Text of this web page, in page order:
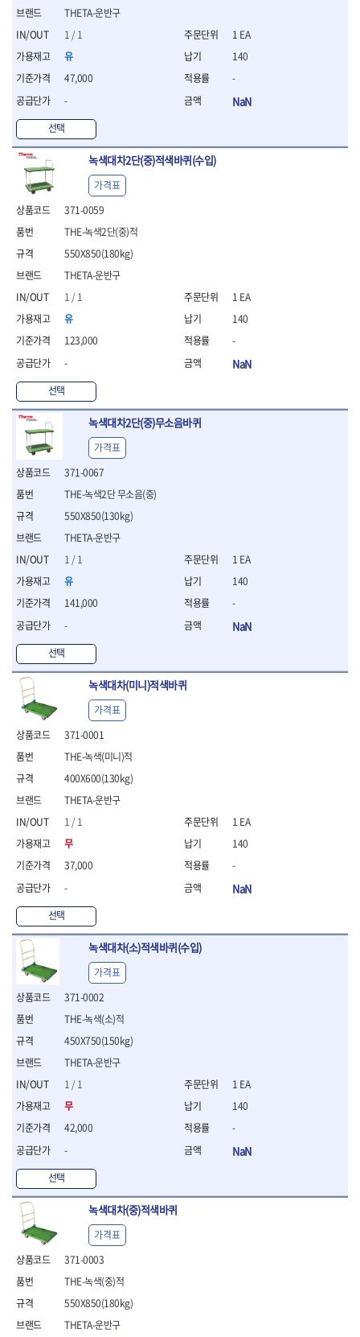
- 임팩XZN비트
- 사각비트
- 토크드라이버
- 포지비트소켓
- 뻰치
- 편구스패너
- 플라이어
- 롱노우즈
- 스냅링플라이어
- 그룹조인트플라이어
- 케이블커터
- 바이스플라이어
- 옵셋렌치
- 공구함세트
- 콤비네이션렌치
- 라쳇콤비네이션렌치
- 라쳇옵셋렌치
- 콤비네이션렌치세트
- 플레어너트렌치
- 양구스패너세트
- 옵셋렌치세트
- 라쳇콤비네이션렌치세
- 몽키스패너
- 라쳇콤비네이션세트
- 라쳇렌치
- 함마렌치
- 미니라쳇세트
- 기타
- 라쳇 드라이버
- 스피드렌치
- 모터렌치
- 함마스패너
절연.전설.방폭공구
- 절연옵셋렌치
- 절연드라이버
- 절연스패너
- 절연T렌치
- 절연소켓
- 절연별소켓
- 절연별비트소켓
- 절연육각비트소켓
- 절연토크렌치
- 절연콤비네이션렌치
- 절연링렌치
- 절연플라이어
- 절연전공칼
- 절연안전모
- 절연매트
- 방폭소켓
- 방폭라쳇핸들
- 방폭콤비네이션렌치
- 방폭함마스패너
- 절연일자드라이버
- 절연드라이버세트
- 스트리퍼
- 라쳇케이블커터
- 자동스트리퍼
- 케이블스트리퍼
- 핀셋
- 절연공구세트
- 절연비트홀다드라이버
- 방폭망치
- 절연L렌치
THETA-운반구
1 / 1
유
47,000
-
선택
1 EA
140
-
NaN
녹색대차2단(중)적색바퀴(수입)
371-0059
THETA-운반구
1 / 1
유
123,000
-
선택
THE-녹색2단(중)적
550X850(180kg)
가격표
1 EA
140
-
NaN
녹색대차2단(중)무소음바퀴
371-0067
THETA-운반구
1 / 1
유
141,000
-
선택
THE-녹색2단 무소음(중)
550X850(130kg)
가격표
1 EA
140
-
NaN
녹색대차(미니)적색바퀴
371-0001
THETA-운반구
1 / 1
무
37,000
-
선택
THE-녹색(미니)적
400X600(130kg)
가격표
1 EA
140
-
NaN
녹색대차(소)적색바퀴(수입)
371-0002
THETA-운반구
1 / 1
무
42,000
-
선택
THE-녹색(소)적
450X750(150kg)
가격표
1 EA
140
-
NaN
녹색대차(중)적색바퀴
371-0003
THETA-운반구
THE-녹색(중)적
550X850(180kg)
가격표